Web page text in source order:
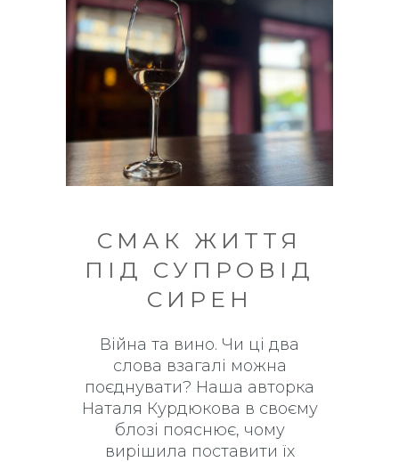
СМАК ЖИТТЯ
ПІД СУПРОВІД
СИРЕН
Війна та вино. Чи ці два
слова взагалі можна
поєднувати? Наша авторка
Наталя Курдюкова в своєму
блозі пояснює, чому
вирішила поставити їх